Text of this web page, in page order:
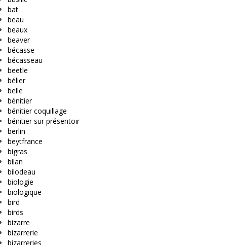
bat
beau
beaux
beaver
bécasse
bécasseau
beetle
bélier
belle
bénitier
bénitier coquillage
bénitier sur présentoir
berlin
beytfrance
bigras
bilan
bilodeau
biologie
biologique
bird
birds
bizarre
bizarrerie
bizarreries